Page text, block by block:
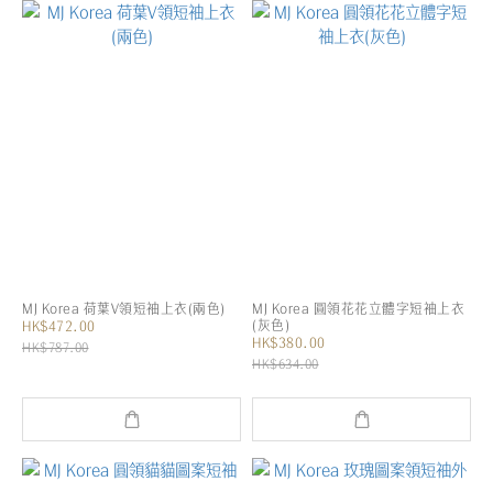
MJ Korea 荷葉V領短袖上衣(兩色)
HK$472.00
HK$787.00
MJ Korea 圓領花花立體字短袖上衣
(灰色)
HK$380.00
HK$634.00